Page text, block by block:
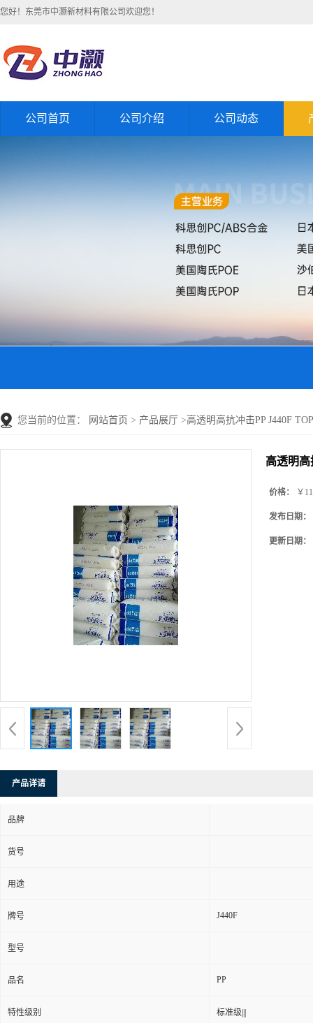
您好！东莞市中灏新材料有限公司欢迎您！
公司首页 公司介绍 公司动态
您当前的位置： 网站首页 > 产品展厅 >高透明高抗冲击PP J440F
高透明高
价格： ￥
发布日期：
更新日期：
产品详请
品牌
货号
用途
牌号 J440F
型号
品名 PP
特性级别 标准级|||